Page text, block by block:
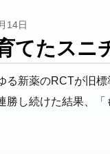
14日
てたスニ
る新薬のRCTが旧
勝し続けた結果、